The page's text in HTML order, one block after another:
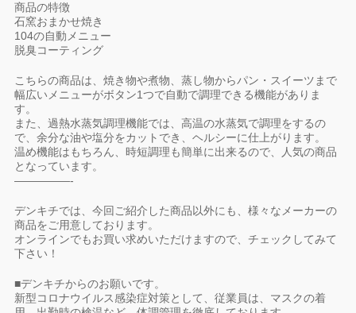
商品の特徴
石窯おまかせ焼き
104の自動メニュー
脱臭コーティング
こちらの商品は、焼き物や煮物、蒸し物からパン・スイーツまで
幅広いメニューがボタン1つで自動で調理できる機能がありま
す。
また、過熱水蒸気調理機能では、高温の水蒸気で調理をするの
で、余分な油や塩分をカットでき、ヘルシーに仕上がります。
温め機能はもちろん、時短調理も簡単に出来るので、人気の商品
となっています。
—————-
デンキチでは、今回ご紹介した商品以外にも、様々なメーカーの
商品をご用意しております。
オンラインでもお買い求めいただけますので、チェックしてみて
下さい！
■デンキチからのお願いです。
新型コロナウイルス感染症対策として、従業員は、マスクの着